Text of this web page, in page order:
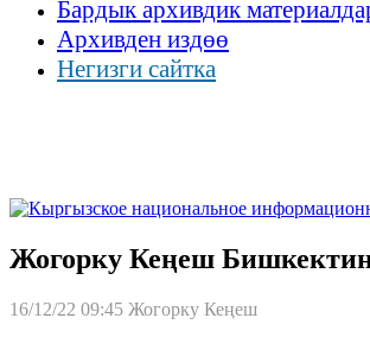
Бардык архивдик
Архивден издөө
Негизги сайтка
Жогорку Кеңеш Бишкектин
16/12/22 09:45 Жогорку Кеңеш